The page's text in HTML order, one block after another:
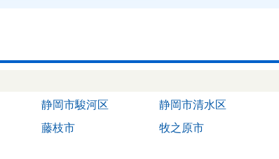
静岡市駿河区
静岡市清水区
藤枝市
牧之原市